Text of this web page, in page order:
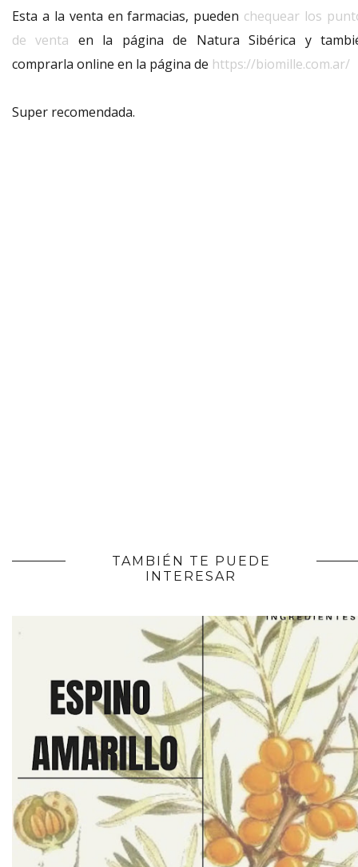
Esta a la venta en farmacias, pueden chequear los
de venta en la página de Natura Sibérica y
comprarla online en la página de https://biomille.com.ar/
Super recomendada.
TAMBIÉN TE PUEDE
INTERESAR